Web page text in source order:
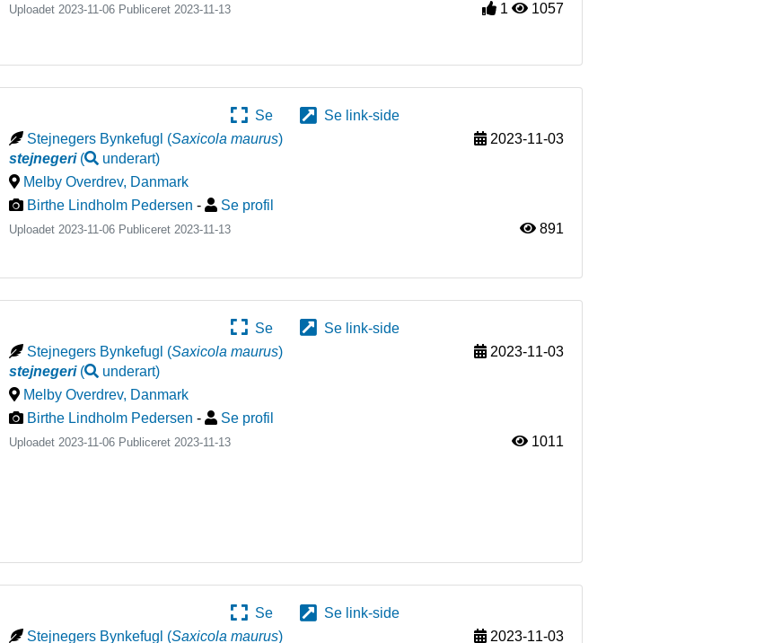
Uploadet 2023-11-06 Publiceret2023-11-13 1 1057
Se
Se link-side
Stejnegers Bynkefugl (Saxicola maurus)
stejnegeri( underart)
2023-11-03
Melby Overdrev, Danmark
Birthe Lindholm Pedersen - Se profil
Uploadet 2023-11-06 Publiceret2023-11-13 891
Se
Se link-side
Stejnegers Bynkefugl (Saxicola maurus)
stejnegeri( underart)
2023-11-03
Melby Overdrev, Danmark
Birthe Lindholm Pedersen - Se profil
Uploadet 2023-11-06 Publiceret 2023-11-13 1011
Se
Se link-side
Stejnegers Bynkefugl (Saxicola maurus) 2023-11-03